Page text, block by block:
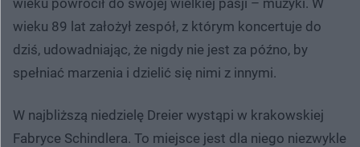
wieku 89 lat założył zespół, z którym koncertuje do
dziś, udowadniając, że nigdy nie jest za późno, by
spełniać marzenia i dzielić się nimi z innymi.
W najbliższą niedzielę Dreier wystąpi w krakowskiej
Fabryce Schindlera. To miejsce jest dla niego niezwykle